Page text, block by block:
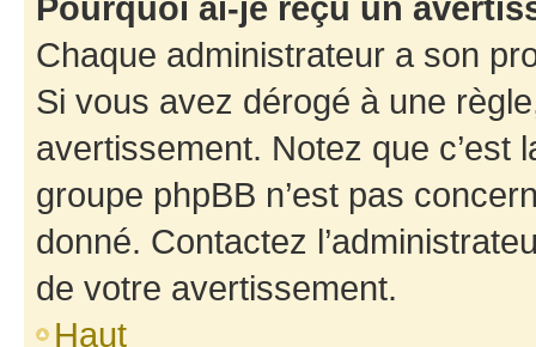
Chaque administrateur a son
Si vous avez dérogé à une
avertissement. Notez que c’est
groupe phpBB n’est pas
donné. Contactez
de votre avertissement.
Haut